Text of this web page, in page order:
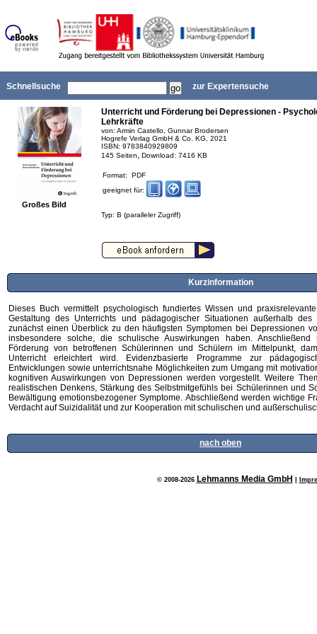
Schnellsuche zur Expertensuche
Großes Bild
Unterricht und Förderung bei Depressionen -
Lehrkräfte
von: Armin Castello, Gunnar Brodersen
Hogrefe Verlag GmbH & Co. KG, 2021
ISBN: 9783840929809
145 Seiten, Download: 7416 KB
Format: PDF
geeignet für:
Typ: B (paralleler Zugriff)
Kurzinformation
Dieses Buch vermittelt psychologisch fundiertes Wissen und
Gestaltung des Unterrichts und pädagogischer Situationen außerhalb
zunächst einen Überblick zu den häufigsten Symptomen bei Depressionen
insbesondere solche, die schulische Auswirkungen haben.
Förderung von betroffenen Schülerinnen und Schülern im Mittelpunkt,
Unterricht erleichtert wird. Evidenzbasierte Programme zur
Entwicklungen sowie unterrichtsnahe Möglichkeiten zum Umgang mit
kognitiven Auswirkungen von Depressionen werden vorgestellt. Weitere
realistischen Denkens, Stärkung des Selbstmitgefühls bei Schülerinnen und
Bewältigung emotionsbezogener Symptome. Abschließend werden wichtige
Verdacht auf Suizidalität und zur Kooperation mit schulischen und
nach oben
© 2008-2026 Lehmanns Media GmbH